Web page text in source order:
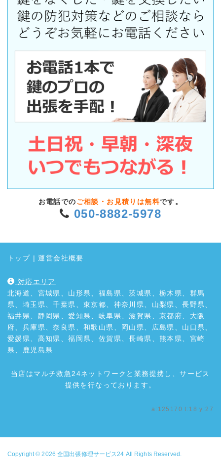
お電話での ご相談・お見積りは無料です。
050-8882-5978
トップ |運営会社概要
対応エリア
北海道、宮城県、山形県、福島県、茨城県、栃木県、群馬
県、埼玉県、千葉県、東京都、神奈川県、山梨県、長野県、
福井県、静岡県、愛知県、岐阜県、滋賀県、京都府、大阪
府、兵庫県、奈良県、和歌山県、岡山県、広島県、山口県、
愛媛県、高知県、福岡県、佐賀県、長崎県、熊本県、宮崎
県、鹿児島県
当店はマルチ救急24ネットワークと業務提携し、サービス
提供を行なっております。
a:125170 t:18 y:27
Copyright © 2026全国出張修理サービス24 All Rights Reserved.